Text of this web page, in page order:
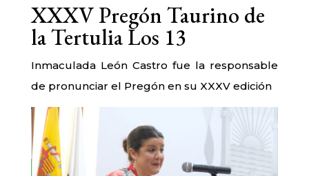
XXXV Pregón Taurino de
la Tertulia Los 13
Inmaculada León Castro fue la responsable
de pronunciar el Pregón en su XXXV edición